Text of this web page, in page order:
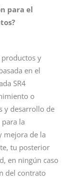
para el
y
en el
SR4
o
y desarrollo de
la
mejora de la
tu posterior
en ningún caso
del contrato